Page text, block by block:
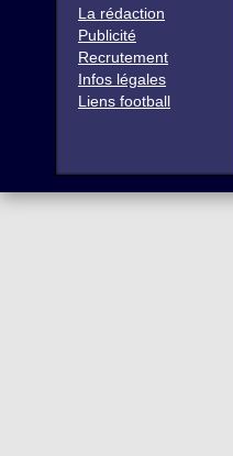
La rédaction
Publicité
Recrutement
Infos légales
Liens football